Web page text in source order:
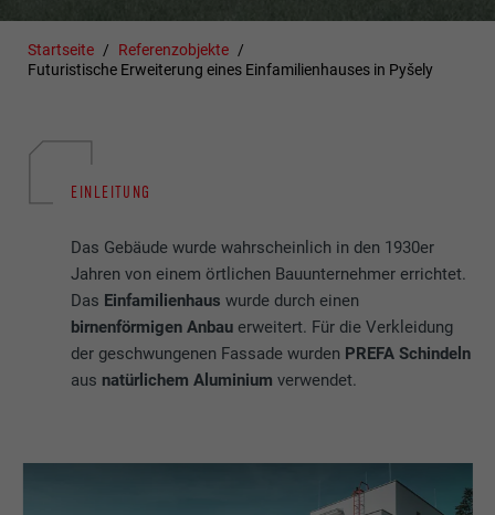
Startseite
Referenzobjekte
Futuristische Erweiterung eines Einfamilienhauses in Pyšely
EINLEITUNG
Das Gebäude wurde wahrscheinlich in den 1930er
Jahren von einem örtlichen Bauunternehmer errichtet.
Das Einfamilienhauswurde durch einen
birnenförmigen Anbau erweitert. Für die Verkleidung
der geschwungenen Fassade wurden PREFA Schindeln
aus natürlichem Aluminium verwendet.